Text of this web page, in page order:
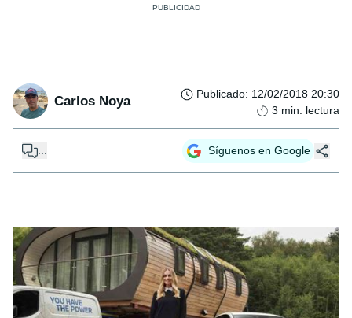
Carlos Noya Publicado: 12/02/2018 20:30
3 min. lectura
Síguenos en Google